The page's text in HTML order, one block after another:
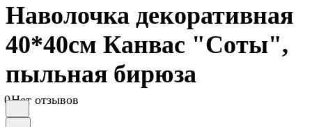
Наволочка декоративная
40*40см Канвас "Соты",
пыльная бирюза
0Нет отзывов